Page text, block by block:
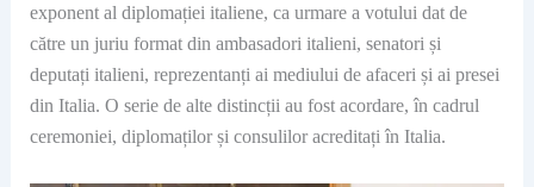
exponent al diplomației italiene, ca urmare a votului dat de
către un juriu format din ambasadori italieni, senatori și
deputați italieni, reprezentanți ai mediului de afaceri și ai presei
din Italia. O serie de alte distincții au fost acordare, în cadrul
ceremoniei, diplomaților și consulilor acreditați în Italia.